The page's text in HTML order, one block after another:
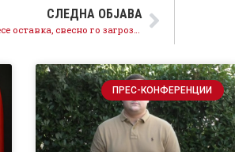
СЛЕДНА ОБЈАВА
ПРЕС-КОНФЕРЕНЦИИ